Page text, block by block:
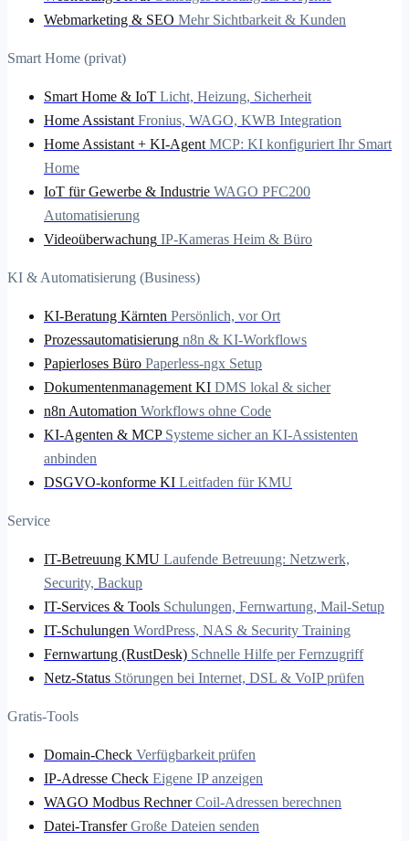
Webmarketing & SEO Mehr Sichtbarkeit & Kunden
Smart Home (privat)
Smart Home & IoT Licht, Heizung, Sicherheit
Home Assistant Fronius, WAGO, KWB Integration
Home Assistant + KI-Agent MCP: KI konfiguriert Ihr Smart
Home
IoT für Gewerbe & Industrie WAGO PFC200
Automatisierung
Videoüberwachung IP-Kameras Heim & Büro
KI & Automatisierung (Business)
KI-Beratung Kärnten Persönlich, vor Ort
Prozessautomatisierung n8n & KI-Workflows
Papierloses Büro Paperless-ngx Setup
Dokumentenmanagement KI DMS lokal & sicher
n8n Automation Workflows ohne Code
KI-Agenten & MCP Systeme sicher an KI-Assistenten
anbinden
DSGVO-konforme KI Leitfaden für KMU
Service
IT-Betreuung KMU Laufende Betreuung: Netzwerk,
Security, Backup
IT-Services & Tools Schulungen, Fernwartung, Mail-Setup
IT-Schulungen WordPress, NAS & Security Training
Fernwartung (RustDesk) Schnelle Hilfe per Fernzugriff
Netz-Status Störungen bei Internet, DSL & VoIP prüfen
Gratis-Tools
Domain-Check Verfügbarkeit prüfen
IP-Adresse Check Eigene IP anzeigen
WAGO Modbus Rechner Coil-Adressen berechnen
Datei-Transfer Große Dateien senden